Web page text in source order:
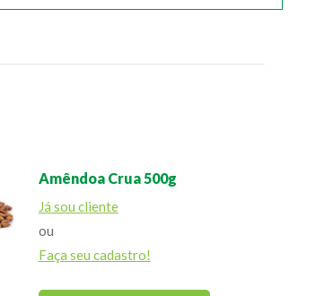
Amêndoa Crua 500g
Já sou cliente
ou
Faça seu cadastro!